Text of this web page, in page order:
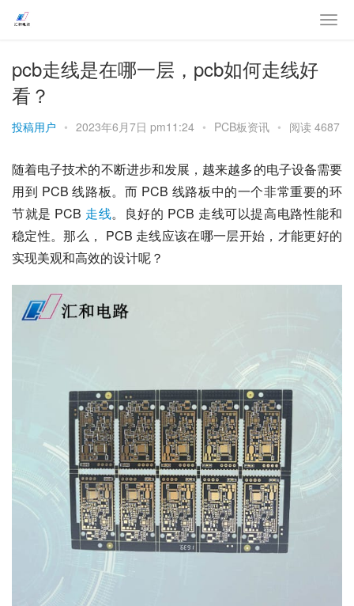
pcb走线是在哪一层，pcb如何走线好
看？
投稿用户 • 2023年6月7日 pm11:24 • PCB板资讯 • 阅读 4687
随着电子技术的不断进步和发展，越来越多的电子设备需要
用到 PCB 线路板。而 PCB 线路板中的一个非常重要的环
节就是 PCB 走线。良好的 PCB 走线可以提高电路性能和
稳定性。那么， PCB 走线应该在哪一层开始，才能更好的
实现美观和高效的设计呢？